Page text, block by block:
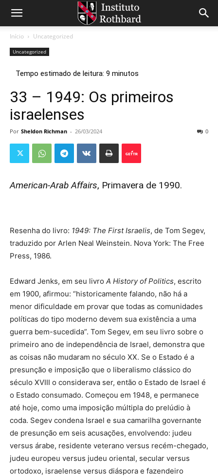
Início Uncategorized
Uncategorized
33 – 1949: Os primeiros
israelenses
Por Sheldon Richman - 26/03/2024 0
American-Arab Affairs, Primavera de 1990.
Resenha do livro: 1949: The First Israelis, de Tom Segev,
traduzido por Arlen Neal Weinstein. Nova York: The Free
Press, 1986.
Edward Jenks, em seu livro A History of Politics, escrito
em 1900, afirmou: “historicamente falando, não há a
menor dificuldade em provar que todas as comunidades
políticas do tipo moderno devem sua existência a uma
guerra bem-sucedida”. Tom Segev, em seu livro sobre o
primeiro ano de independência de Israel, demonstra que
as coisas não mudaram no século XX. Se o Estado é a
presunção e imposição que o liberalismo clássico do
século XVIII o considerava ser, então o Estado de Israel é
o Estado consumado. Começou em 1948, e permanece
até hoje, como uma imposição múltipla do prelúdio à
coda. Segev condena Israel e sua camarilha governante
de presunção em seis acusações, envolvendo: judeu
versus árabe, residente veterano versus recém-chegado,
judeu europeu versus judeu oriental, secular versus
ortodoxo, israelense versus diáspora e fazendeiro